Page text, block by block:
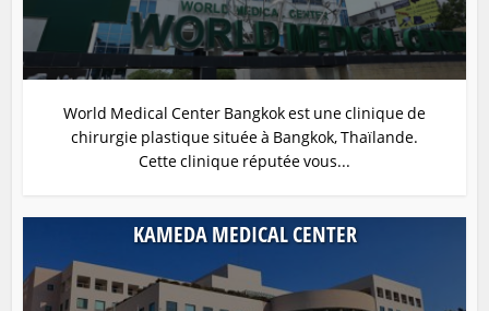
World Medical Center Bangkok est une clinique de
chirurgie plastique située à Bangkok, Thaïlande.
Cette clinique réputée vous...
KAMEDA MEDICAL CENTER